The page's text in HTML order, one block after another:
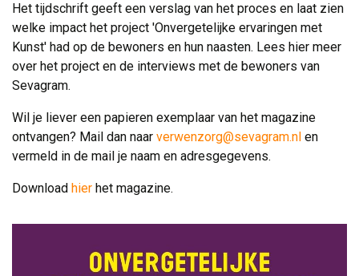
Het tijdschrift geeft een verslag van het proces en laat zien
welke impact het project 'Onvergetelijke ervaringen met
Kunst' had op de bewoners en hun naasten. Lees hier meer
over het project en de interviews met de bewoners van
Sevagram.
Wil je liever een papieren exemplaar van het magazine
ontvangen? Mail dan naar verwenzorg@sevagram.nl en
vermeld in de mail je naam en adresgegevens.
Download hier het magazine.